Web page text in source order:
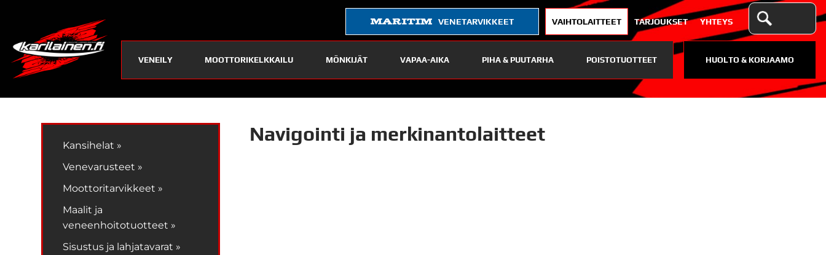
VENETARVIKKEET VAIHTOLAITTEET TARJOUKSET YHTEYS
VENEILY MOOTTORIKELKKAILU MÖNKIJÄT VAPAA-AIKA PIHA & PUUTARHA POISTOTUOTTEET HUOLTO & KORJAAMO
Kansihelat »
Venevarusteet »
Moottoritarvikkeet »
Maalit ja
veneenhoitotuotteet »
Sisustus ja lahjatavarat »
Navigointi ja merkinantolaitteet